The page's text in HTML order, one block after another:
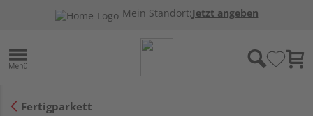
Mein Standort:Jetzt angeben
Fertigparkett